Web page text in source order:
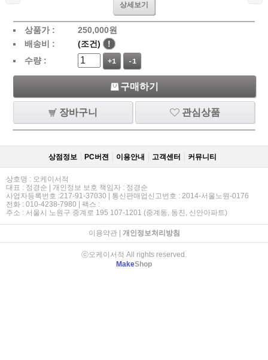
상세보기
상품가 : 250,000원
배송비 :
(조건)
!
수량 :
+1 -1
구매하기
장바구니 관심상품
상점정보 PC버젼 이용안내 고객센터 커뮤니티
상호명 : 오케이서적
대표 : 정경순 | 개인정보 보호 책임자 : 정경순
사업자등록번호 :217-91-37030 | 통신판매업신고번호 : 2014-서울노원-0176
전화 : 010-4238-7980 | 팩스 :
주소 : 서울시 노원구 중계로 195 107-1201 (중계동, 동진, 신안아파트)
이용약관| 개인정보처리방침
ⓒ오케이서적 All rights reserved.
MakeShop